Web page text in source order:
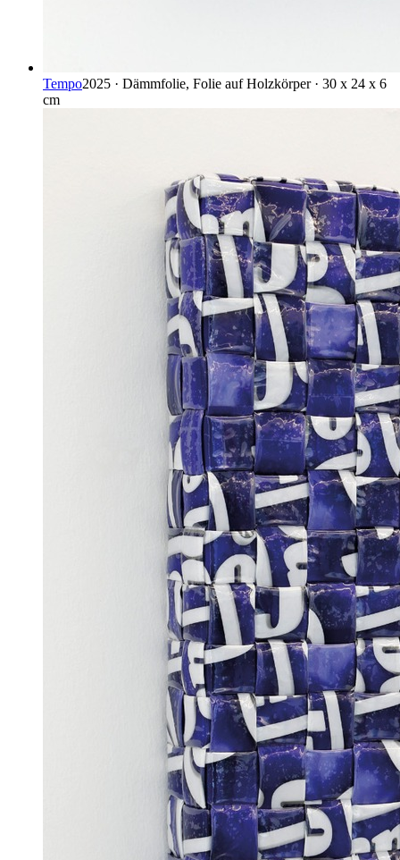
Tempo2025 · Dämmfolie, Folie auf Holzkörper · 30 x 24 x 6
cm